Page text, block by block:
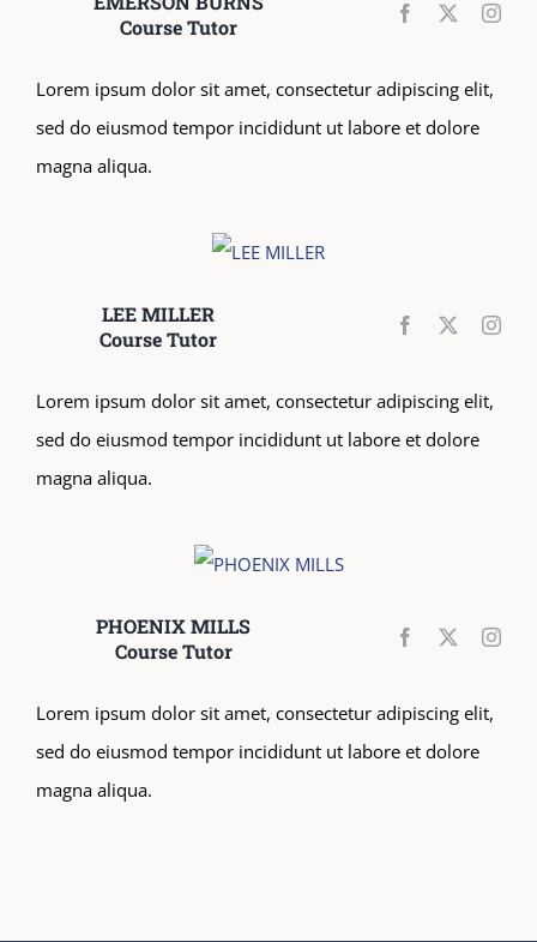
Course Tutor
Lorem ipsum dolor sit amet, consectetur adipiscing elit,
sed do eiusmod tempor incididunt ut labore et dolore
magna aliqua.
LEE MILLER
Course Tutor
Lorem ipsum dolor sit amet, consectetur adipiscing elit,
sed do eiusmod tempor incididunt ut labore et dolore
magna aliqua.
PHOENIX MILLS
Course Tutor
Lorem ipsum dolor sit amet, consectetur adipiscing elit,
sed do eiusmod tempor incididunt ut labore et dolore
magna aliqua.